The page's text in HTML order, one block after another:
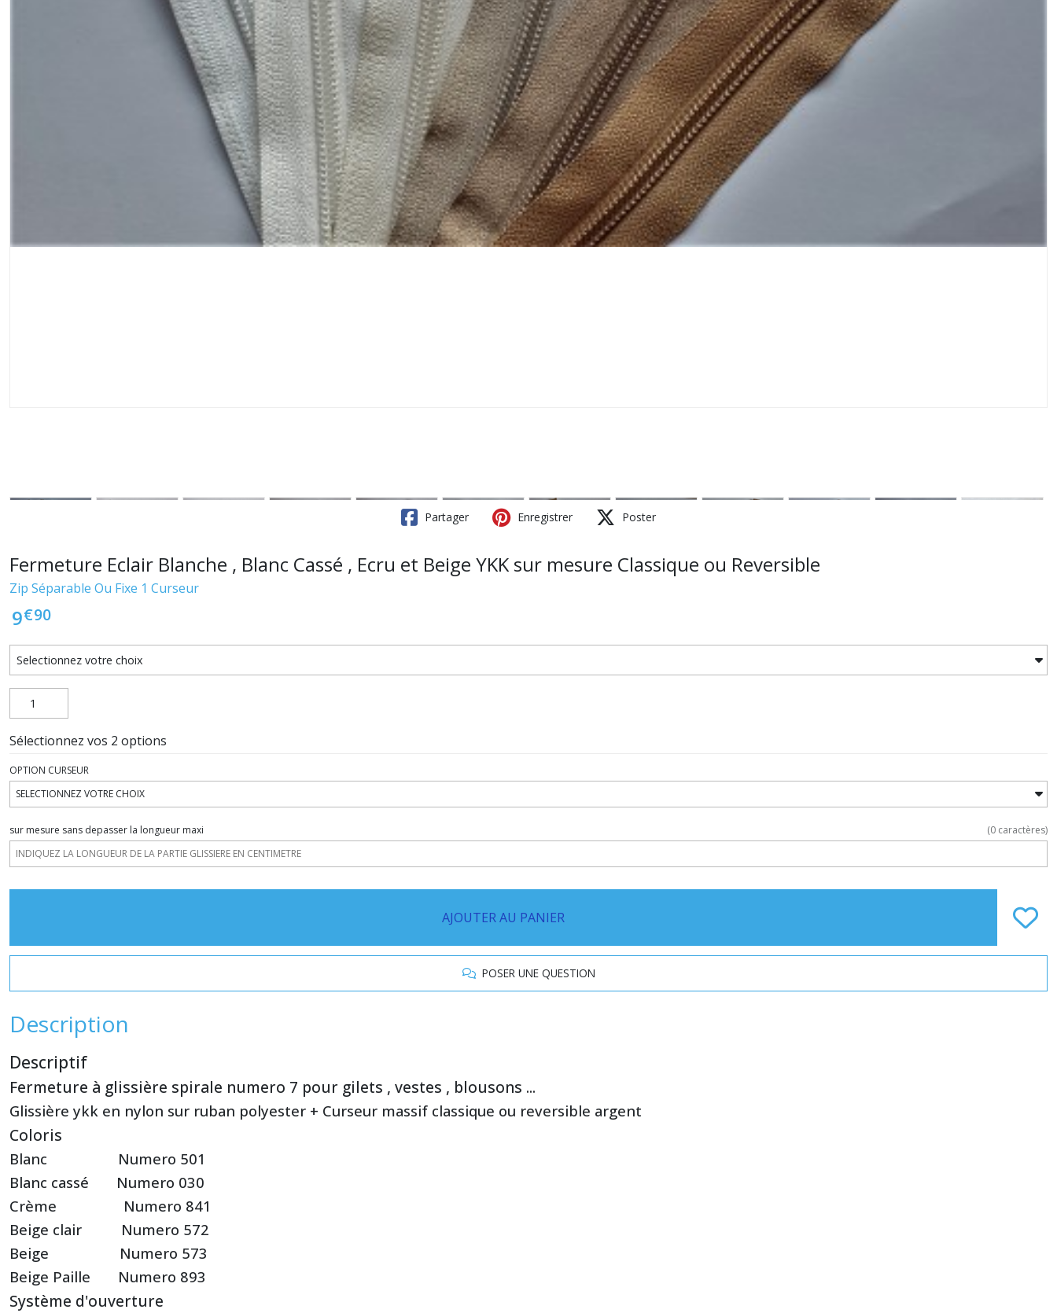
Partager Enregistrer Poster
Fermeture Eclair Blanche , Blanc Cassé , Ecru et Beige YKK sur mesure Classique ou Reversible
Zip Séparable Ou Fixe 1 Curseur
9€90
Sélectionnez vos 2 options
OPTION CURSEUR
sur mesure sans depasser la longueur maxi (0 caractères)
AJOUTER AU PANIER
POSER UNE QUESTION
Description
Descriptif
Fermeture à glissière spirale numero 7 pour gilets , vestes , blousons ...
Glissière ykk en nylon sur ruban polyester + Curseur massif classique ou reversible argent
Coloris
Blanc Numero 501
Blanc cassé Numero 030
Crème Numero 841
Beige clair Numero 572
Beige Numero 573
Beige Paille Numero 893
Système d'ouverture